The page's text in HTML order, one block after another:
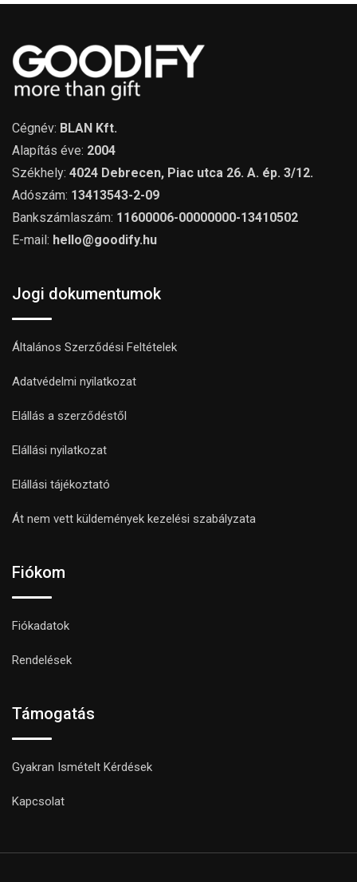
Cégnév: BLAN Kft.
Alapítás éve: 2004
Székhely: 4024 Debrecen, Piac utca 26. A. ép. 3/12.
Adószám: 13413543-2-09
Bankszámlaszám: 11600006-00000000-13410502
E-mail: hello@goodify.hu
Jogi dokumentumok
Általános Szerződési Feltételek
Adatvédelmi nyilatkozat
Elállás a szerződéstől
Elállási nyilatkozat
Elállási tájékoztató
Át nem vett küldemények kezelési szabályzata
Fiókom
Fiókadatok
Rendelések
Támogatás
Gyakran Ismételt Kérdések
Kapcsolat